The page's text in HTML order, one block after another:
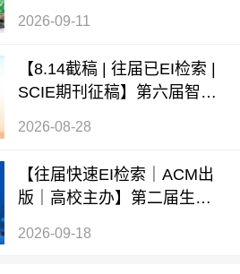
2026-09-11
【8.14截稿 | 往届已EI检索 |
SCIE期刊征稿】第六届智能
2026-08-28
【往届快速EI检索｜ACM出
版｜高校主办】第二届生成
术会议 (GAIDMA 2026)
2026-09-18